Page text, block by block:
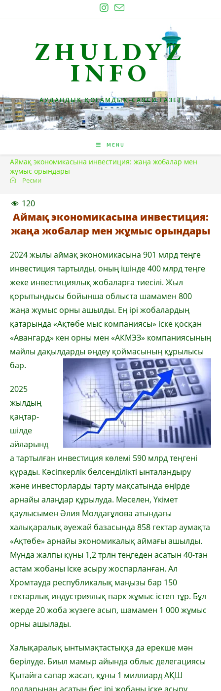
to
ZHULDYZ
INFO
АУДАНДЫҚ ҚОҒАМДЫҚ-САЯСИ ГАЗЕТ
MENU
Аймақ экономикасына инвестиция: жаңа жобалар мен
жұмыс орындары
Ресми
120
Аймақ экономикасына инвестиция:
жаңа жобалар мен жұмыс орындары
2024 жылы аймақ экономикасына 901 млрд теңге
инвестиция тартылды, оның ішінде 400 млрд теңге
жеке инвестициялық жобаларға тиесілі. Жыл
қорытындысы бойынша облыста шамамен 800
жаңа жұмыс орны ашылды. Ең ірі жобалардың
қатарында «Ақтөбе мыс компаниясы» іске қосқан
«Авангард» кен орны мен «АКМЭЗ» компаниясының
майлы дақылдарды өңдеу қоймасының құрылысы
бар.
2025
жылдың
қаңтар-
шілде
айларынд
а тартылған инвестиция көлемі 590 млрд теңгені
құрады. Кәсіпкерлік белсенділікті ынталандыру
және инвесторларды тарту мақсатында өңірде
арнайы алаңдар құрылуда. Мәселен, Үкімет
қаулысымен Әлия Молдағұлова атындағы
халықаралық әуежай базасында 858 гектар аумақта
«Ақтөбе» арнайы экономикалық аймағы ашылды.
Мұнда жалпы құны 1,2 трлн теңгеден асатын 40-тан
астам жобаны іске асыру жоспарланған. Ал
Хромтауда республикалық маңызы бар 150
гектарлық индустриялық парк жұмыс істеп тұр. Бұл
жерде 20 жоба жүзеге асып, шамамен 1 000 жұмыс
орны ашылады.
Халықаралық ынтымақтастыққа да ерекше мән
берілуде. Биыл мамыр айында облыс делегациясы
Қытайға сапар жасап, құны 1 миллиард АҚШ